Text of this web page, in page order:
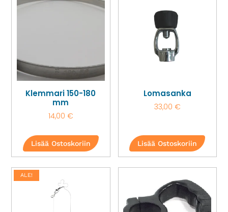
Klemmari 150-180
mm
14,00 €
Lisää Ostoskoriin
Lomasanka
33,00 €
Lisää Ostoskoriin
ALE!